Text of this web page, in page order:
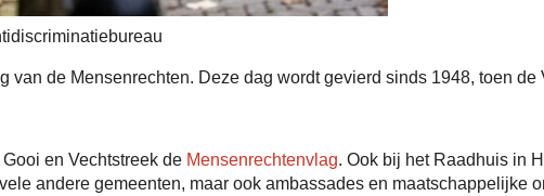
van de Mensenrechten. Deze dag wordt gevierd sinds 1948, toen de
Gooi en Vechtstreek de Mensenrechtenvlag. Ook bij het Raadhuis in
andere gemeenten, maar ook ambassades en maatschappelijke